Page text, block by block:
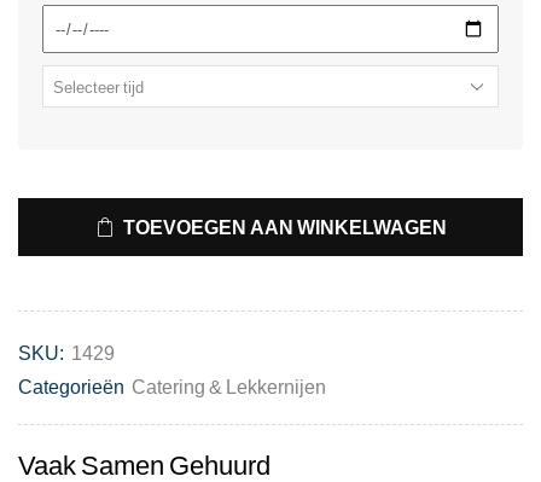
TOEVOEGEN AAN WINKELWAGEN
SKU: 1429
Categorieën Catering & Lekkernijen
Vaak Samen Gehuurd